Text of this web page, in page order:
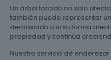
Un árbol torcido no solo
también puede representar
demasiado o si su forma
propiedad y continúa
Nuestro servicio de